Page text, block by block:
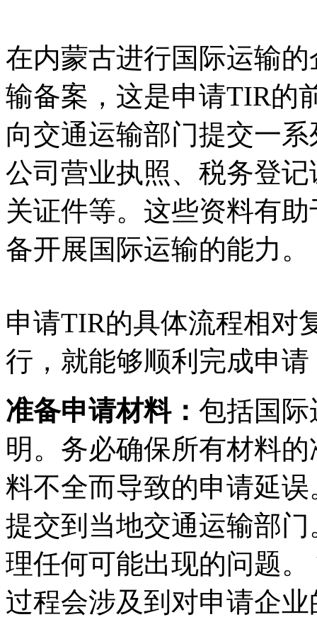
在内蒙古进行国际运输
输备案，这是申请TIR的
向交通运输部门提交一
公司营业执照、税务登
关证件等。这些资料有
备开展国际运输的能力。
申请TIR的具体流程相对
行，就能够顺利完成申请
准备申请材料： 包括国
明。务必确保所有材料
料不全而导致的申请延
提交到当地交通运输部
理任何可能出现的问题。
过程会涉及到对申请企